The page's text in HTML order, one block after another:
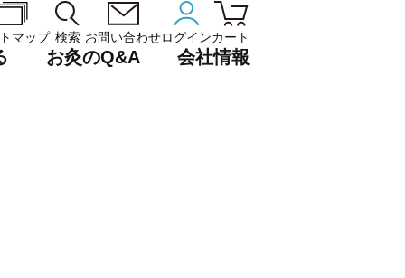
マップ 検索 お問い合わせログインカート
お灸のQ&A 会社情報